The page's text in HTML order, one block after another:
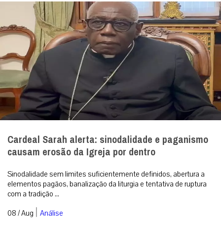
Cardeal Sarah alerta: sinodalidade e paganismo
causam erosão da Igreja por dentro
Sinodalidade sem limites suficientemente definidos, abertura a
elementos pagãos, banalização da liturgia e tentativa de ruptura
com a tradição ...
08 / Aug | Análise